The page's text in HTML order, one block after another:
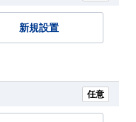
新規設置
任意